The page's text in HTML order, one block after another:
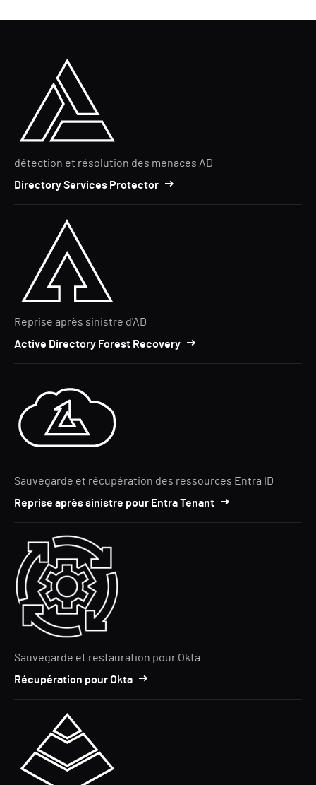
détection et résolution des menaces AD
Directory Services Protector
Reprise après sinistre d'AD
Active Directory Forest Recovery
Sauvegarde et récupération des ressources Entra ID
Reprise après sinistre pour Entra Tenant
Sauvegarde et restauration pour Okta
Récupération pour Okta